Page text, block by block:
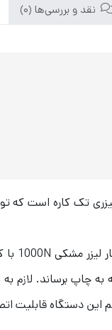
نقد و بررسی‌ها (0)
این دستگاه قابلیت